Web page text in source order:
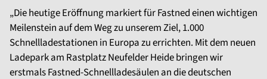
„Die heutige Eröffnung markiert für Fastned einen wichtigen
Meilenstein auf dem Weg zu unserem Ziel, 1.000
Schnellladestationen in Europa zu errichten. Mit dem neuen
Ladepark am Rastplatz Neufelder Heide bringen wir
erstmals Fastned-Schnellladesäulen an die deutschen